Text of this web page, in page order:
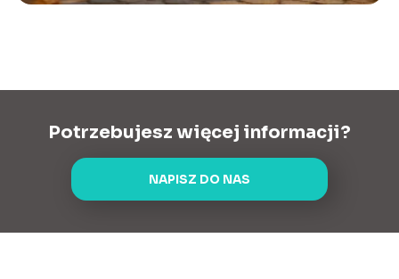
Potrzebujesz więcej informacji?
NAPISZ DO NAS